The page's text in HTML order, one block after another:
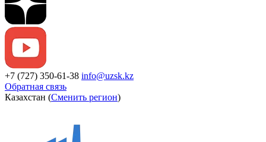
+7 (727) 350-61-38 info@uzsk.kz
Обратная связь
Казахстан (Сменить регион)